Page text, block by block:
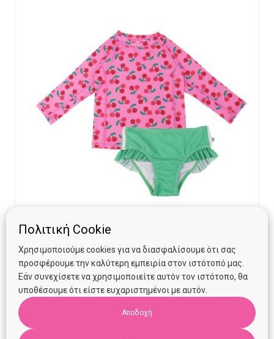
μηνών
€35.95
Πολιτική Cookie
Χρησιμοποιούμε cookies για να διασφαλίσουμε ότι σας
προσφέρουμε την καλύτερη εμπειρία στον ιστότοπό μας.
Εάν συνεχίσετε να χρησιμοποιείτε αυτόν τον ιστότοπο, θα
υποθέσουμε ότι είστε ευχαριστημένοι με αυτόν.
Αποδοχή